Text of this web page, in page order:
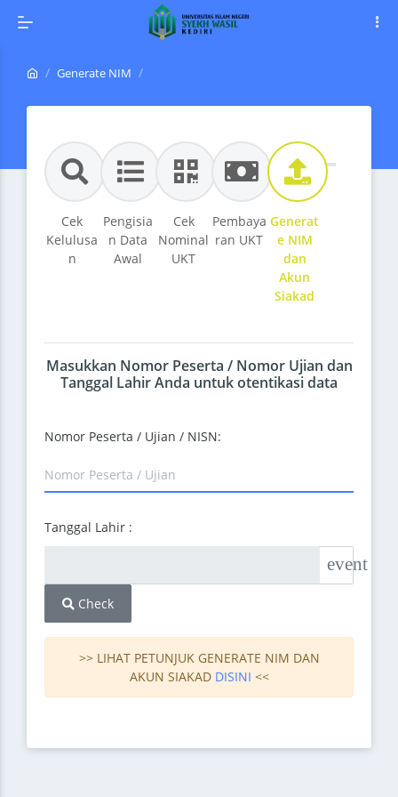
Generate NIM
Cek
Kelulusa
n
Pengisia
n Data
Awal
Cek
Nominal
UKT
Pembaya
ran UKT
Generat
e NIM
dan
Akun
Siakad
Masukkan Nomor Peserta / Nomor Ujian dan
Tanggal Lahir Anda untuk otentikasi data
Nomor Peserta / Ujian / NISN:
Tanggal Lahir :
event
Check
>> LIHAT PETUNJUK GENERATE NIM DAN
AKUN SIAKAD DISINI <<